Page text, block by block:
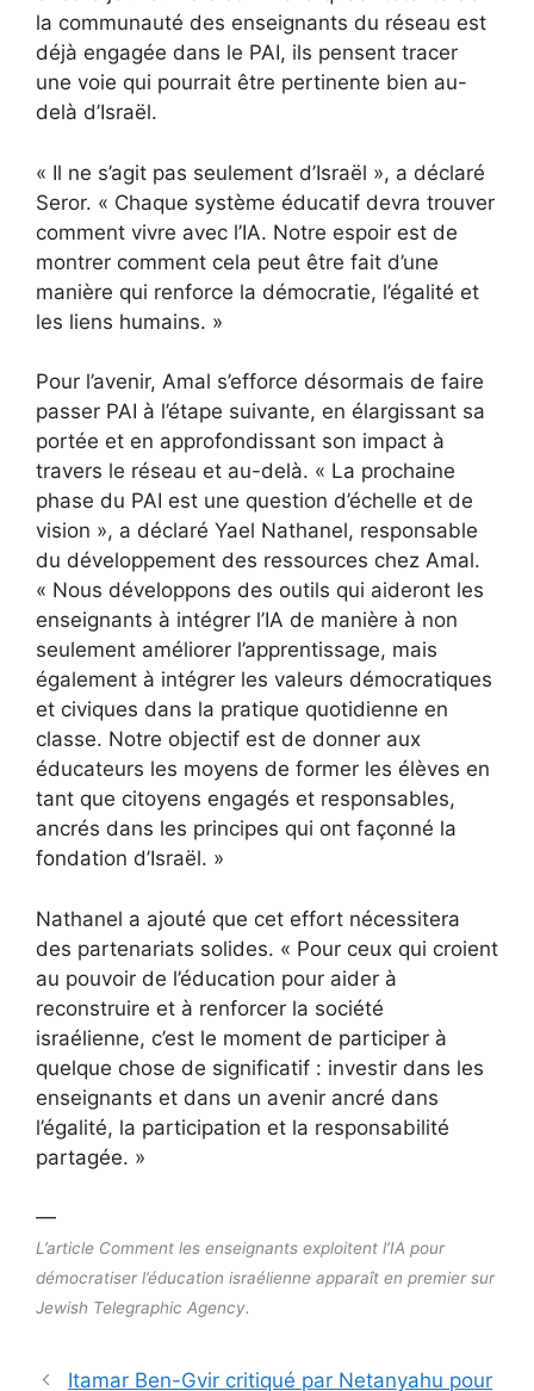
la communauté des enseignants du réseau est
déjà engagée dans le PAI, ils pensent tracer
une voie qui pourrait être pertinente bien au-
delà d’Israël.
« Il ne s’agit pas seulement d’Israël », a déclaré
Seror. « Chaque système éducatif devra trouver
comment vivre avec l’IA. Notre espoir est de
montrer comment cela peut être fait d’une
manière qui renforce la démocratie, l’égalité et
les liens humains. »
Pour l’avenir, Amal s’efforce désormais de faire
passer PAI à l’étape suivante, en élargissant sa
portée et en approfondissant son impact à
travers le réseau et au-delà. « La prochaine
phase du PAI est une question d’échelle et de
vision », a déclaré Yael Nathanel, responsable
du développement des ressources chez Amal.
« Nous développons des outils qui aideront les
enseignants à intégrer l’IA de manière à non
seulement améliorer l’apprentissage, mais
également à intégrer les valeurs démocratiques
et civiques dans la pratique quotidienne en
classe. Notre objectif est de donner aux
éducateurs les moyens de former les élèves en
tant que citoyens engagés et responsables,
ancrés dans les principes qui ont façonné la
fondation d’Israël. »
Nathanel a ajouté que cet effort nécessitera
des partenariats solides. « Pour ceux qui croient
au pouvoir de l’éducation pour aider à
reconstruire et à renforcer la société
israélienne, c’est le moment de participer à
quelque chose de significatif : investir dans les
enseignants et dans un avenir ancré dans
l’égalité, la participation et la responsabilité
partagée. »
—
L’article Comment les enseignants exploitent l’IA pour
démocratiser l’éducation israélienne apparaît en premier sur
Jewish Telegraphic Agency.
Itamar Ben-Gvir critiqué par Netanyahu pour